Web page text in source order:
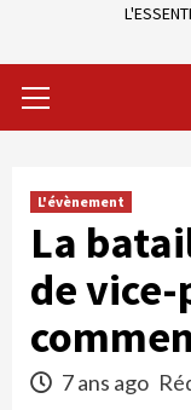
Menu
L'évènement
La
de
7 ans ago